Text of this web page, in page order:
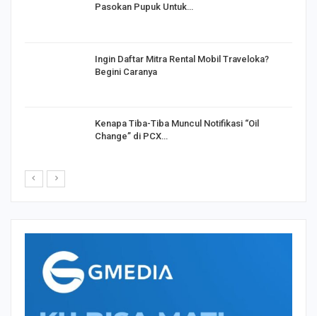
Pasokan Pupuk Untuk…
Ingin Daftar Mitra Rental Mobil Traveloka?
Begini Caranya
Kenapa Tiba-Tiba Muncul Notifikasi “Oil
Change” di PCX…